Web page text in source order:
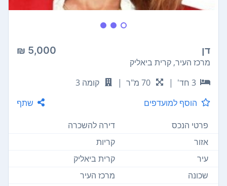
דן 5,000 ₪
מרכז העיר, קרית ביאליק
3 חד'
| 70 מ"ר |
קומה 3
הוסף למועדפים
שתף
פרטי הנכס
דירה להשכרה
אזור
קריות
עיר
קרית ביאליק
שכונה
מרכז העיר